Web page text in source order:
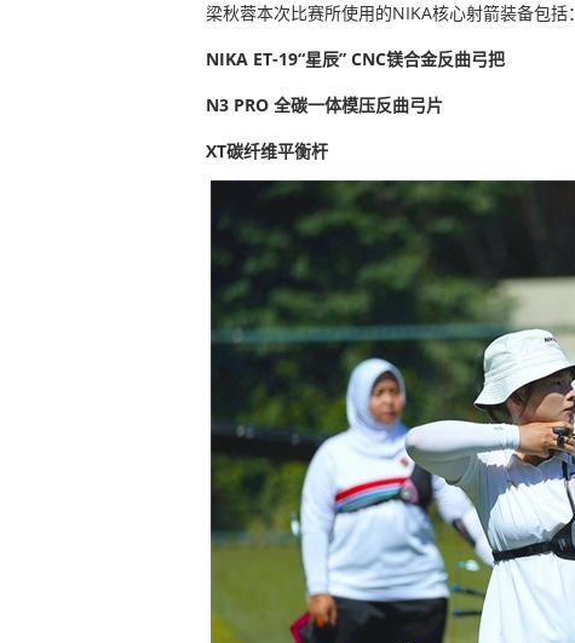
梁秋蓉本次比赛所使用的NIKA核心射箭装备包括：
NIKA ET-19“星辰” CNC镁合金反曲弓把
N3 PRO 全碳一体模压反曲弓片
XT碳纤维平衡杆